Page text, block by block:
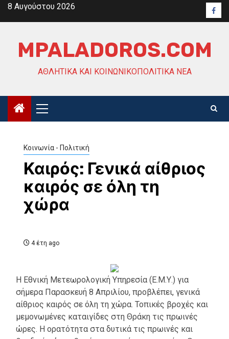
Skip8 Αυγούστου 2026
MPALADOROS.COM
ΑΘΛΗΤΙΚΆ ΚΑΙ ΚΟΙΝΩΝΙΚΟΠΟΛΙΤΙΚΆ ΝΈΑ
Primary
Menu
Κοινωνία - Πολιτική
Καιρός: Γενικά αίθριος
καιρός σε όλη τη
χώρα
4 έτη ago
Η Εθνική Μετεωρολογική Υπηρεσία (Ε.Μ.Υ.) για
σήμερα Παρασκευή 8 Απριλίου, προβλέπει, γενικά
αίθριος καιρός σε όλη τη χώρα. Τοπικές βροχές και
μεμονωμένες καταιγίδες στη Θράκη τις πρωινές
ώρες. Η ορατότητα στα δυτικά τις πρωινές και